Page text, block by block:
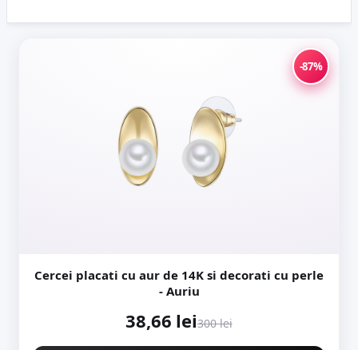
-87%
Cercei placati cu aur de 14K si decorati cu perle
- Auriu
38,66 lei300 lei